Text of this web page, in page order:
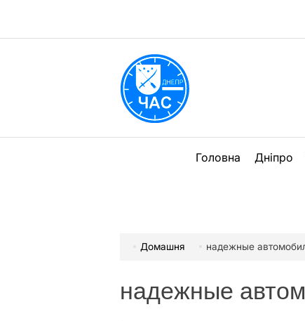
вмісту
Головна Дніпро
Домашня надежные
надежные